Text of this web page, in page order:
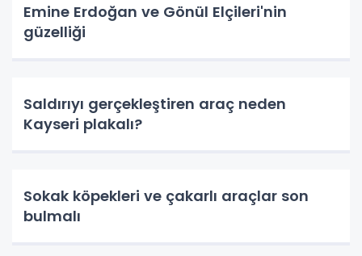
Emine Erdoğan ve Gönül Elçileri'nin
güzelliği
Saldırıyı gerçekleştiren araç neden
Kayseri plakalı?
Sokak köpekleri ve çakarlı araçlar son
bulmalı